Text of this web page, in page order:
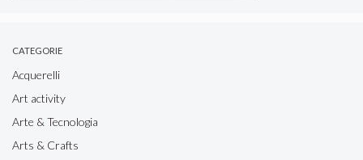
CATEGORIE
Acquerelli
Art activity
Arte & Tecnologia
Arts & Crafts